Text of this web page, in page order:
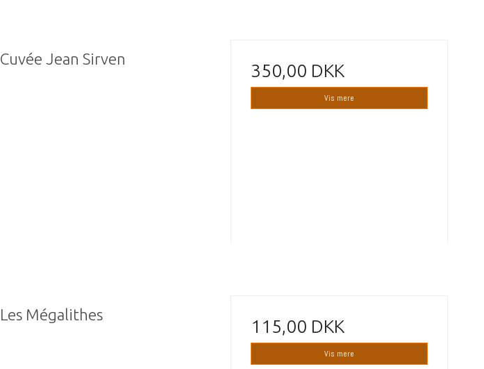
Cuvée Jean Sirven
350,00 DKK
Vis mere
Les Mégalithes
115,00 DKK
Vis mere